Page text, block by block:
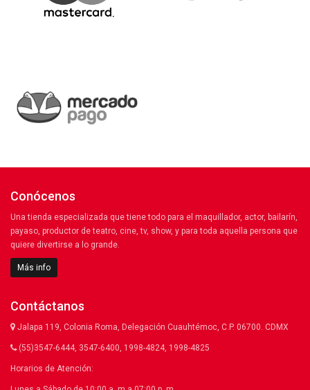
Conócenos
Una tienda especializada que tiene todo para el maquillador, actor, bailarín,
payaso, productor de teatro, cine, tv, show, y para toda aquella persona que
quiere divertirse a lo grande.
Más info
Contáctanos
Jalapa 119, Colonia Roma, Delegación Cuauhtémoc, C.P. 06700. CDMX
(55)3547-6444, 3547-6400, 1998-4824, 1998-4825
Horarios de Atención: